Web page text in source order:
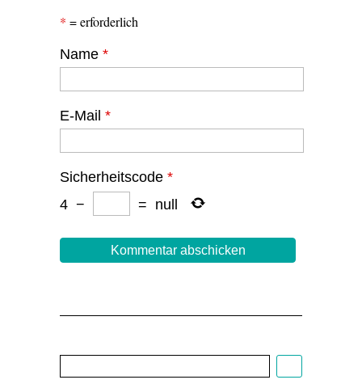
* = erforderlich
Name *
E-Mail *
Sicherheitscode *
4 − = null